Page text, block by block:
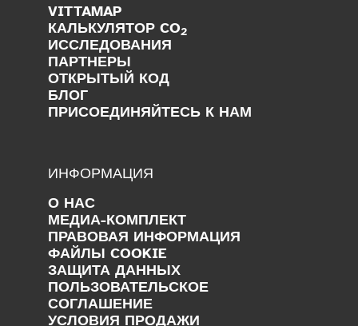
VITTAMAP
КАЛЬКУЛЯТОР CO2
ИССЛЕДОВАНИЯ
ПАРТНЕРЫ
ОТКРЫТЫЙ КОД
БЛОГ
ПРИСОЕДИНЯЙТЕСЬ К НАМ
ИНФОРМАЦИЯ
О НАС
МЕДИА-КОМПЛЕКТ
ПРАВОВАЯ ИНФОРМАЦИЯ
ФАЙЛЫ COOKIE
ЗАЩИТА ДАННЫХ
ПОЛЬЗОВАТЕЛЬСКОЕ
СОГЛАШЕНИЕ
УСЛОВИЯ ПРОДАЖИ